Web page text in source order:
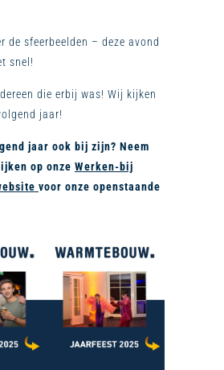
de sfeerbeelden – deze avond
snel!
die erbij was! Wij kijken
jaar!
jaar ook bij zijn? Neem
op onze Werken-bij
voor onze openstaande